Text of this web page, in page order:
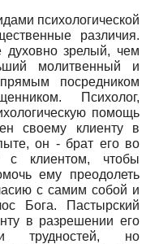
психологической
различия.
духовно зрелый, чем
молитвенный и
посредником
Психолог,
помощь
своему клиенту в
он - брат его во
с клиентом, чтобы
ему преодолеть
с самим собой и
Бога. Пастырский
в разрешении его
трудностей, но